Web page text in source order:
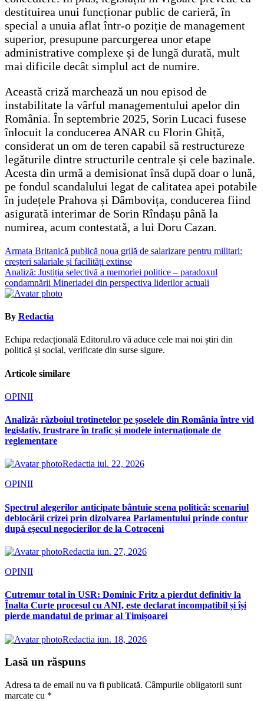
destituirea unui funcționar public de carieră, în
special a unuia aflat într-o poziție de management
superior, presupune parcurgerea unor etape
administrative complexe și de lungă durată, mult
mai dificile decât simplul act de numire.
Această criză marchează un nou episod de
instabilitate la vârful managementului apelor din
România. În septembrie 2025, Sorin Lucaci fusese
înlocuit la conducerea ANAR cu Florin Ghiță,
considerat un om de teren capabil să restructureze
legăturile dintre structurile centrale și cele bazinale.
Acesta din urmă a demisionat însă după doar o lună,
pe fondul scandalului legat de calitatea apei potabile
în județele Prahova și Dâmbovița, conducerea fiind
asigurată interimar de Sorin Rîndașu până la
numirea, acum contestată, a lui Doru Cazan.
Navigare
în
articole
Armata Britanică publică noua grilă de salarizare pentru militari:
creșteri salariale și facilități extinse
Analiză: Justiția selectivă a memoriei politice – paradoxul
condamnării Mineriadei din perspectiva liderilor actuali
By Redactia
Echipa redacțională Editorul.ro vă aduce cele mai noi știri din
politică și social, verificate din surse sigure.
Articole similare
OPINII
Analiză: războiul trotinetelor pe șoselele din România între vid
legislativ, frustrare în trafic și modele internaționale de
reglementare
Redactia iul. 22, 2026
OPINII
Spectrul alegerilor anticipate bântuie scena politică: scenariul
deblocării crizei prin dizolvarea Parlamentului prinde contur
după eșecul negocierilor de la Cotroceni
Redactia iun. 27, 2026
OPINII
Cutremur total în USR: Dominic Fritz a pierdut definitiv la
Înalta Curte procesul cu ANI, este declarat incompatibil și își
pierde mandatul de primar al Timișoarei
Redactia iun. 18, 2026
Lasă un răspuns
Adresa ta de email nu va fi publicată. Câmpurile obligatorii sunt
marcate cu *